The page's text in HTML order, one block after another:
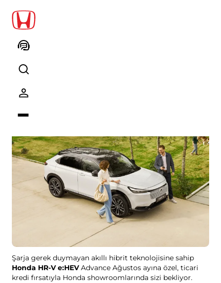
Hayalinizdeki HR-V'ye giden yolu
Şarja gerek duymayan akıllı hibrit teknolojisine sahip
Honda HR-V e:HEVAdvance Ağustos ayına özel, ticari
kredi fırsatıyla Honda showroomlarında sizi bekliyor.